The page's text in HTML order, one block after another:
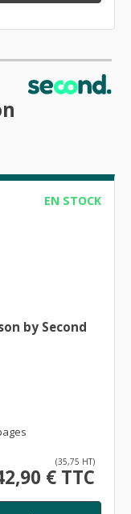
EN STOCK
by Second
(35,75 HT)
€ TTC